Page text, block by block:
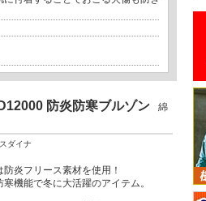
防炎防寒ブルゾン
綿
ダイナ
防炎フリース素材を使用！
寒機能で冬に大活躍のアイテム。